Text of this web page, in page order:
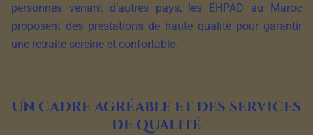
personnes venant d’autres pays, les EHPAD au Maroc
proposent des prestations de haute qualité pour garantir
une retraite sereine et confortable.
Un cadre agréable et des services
de qualité